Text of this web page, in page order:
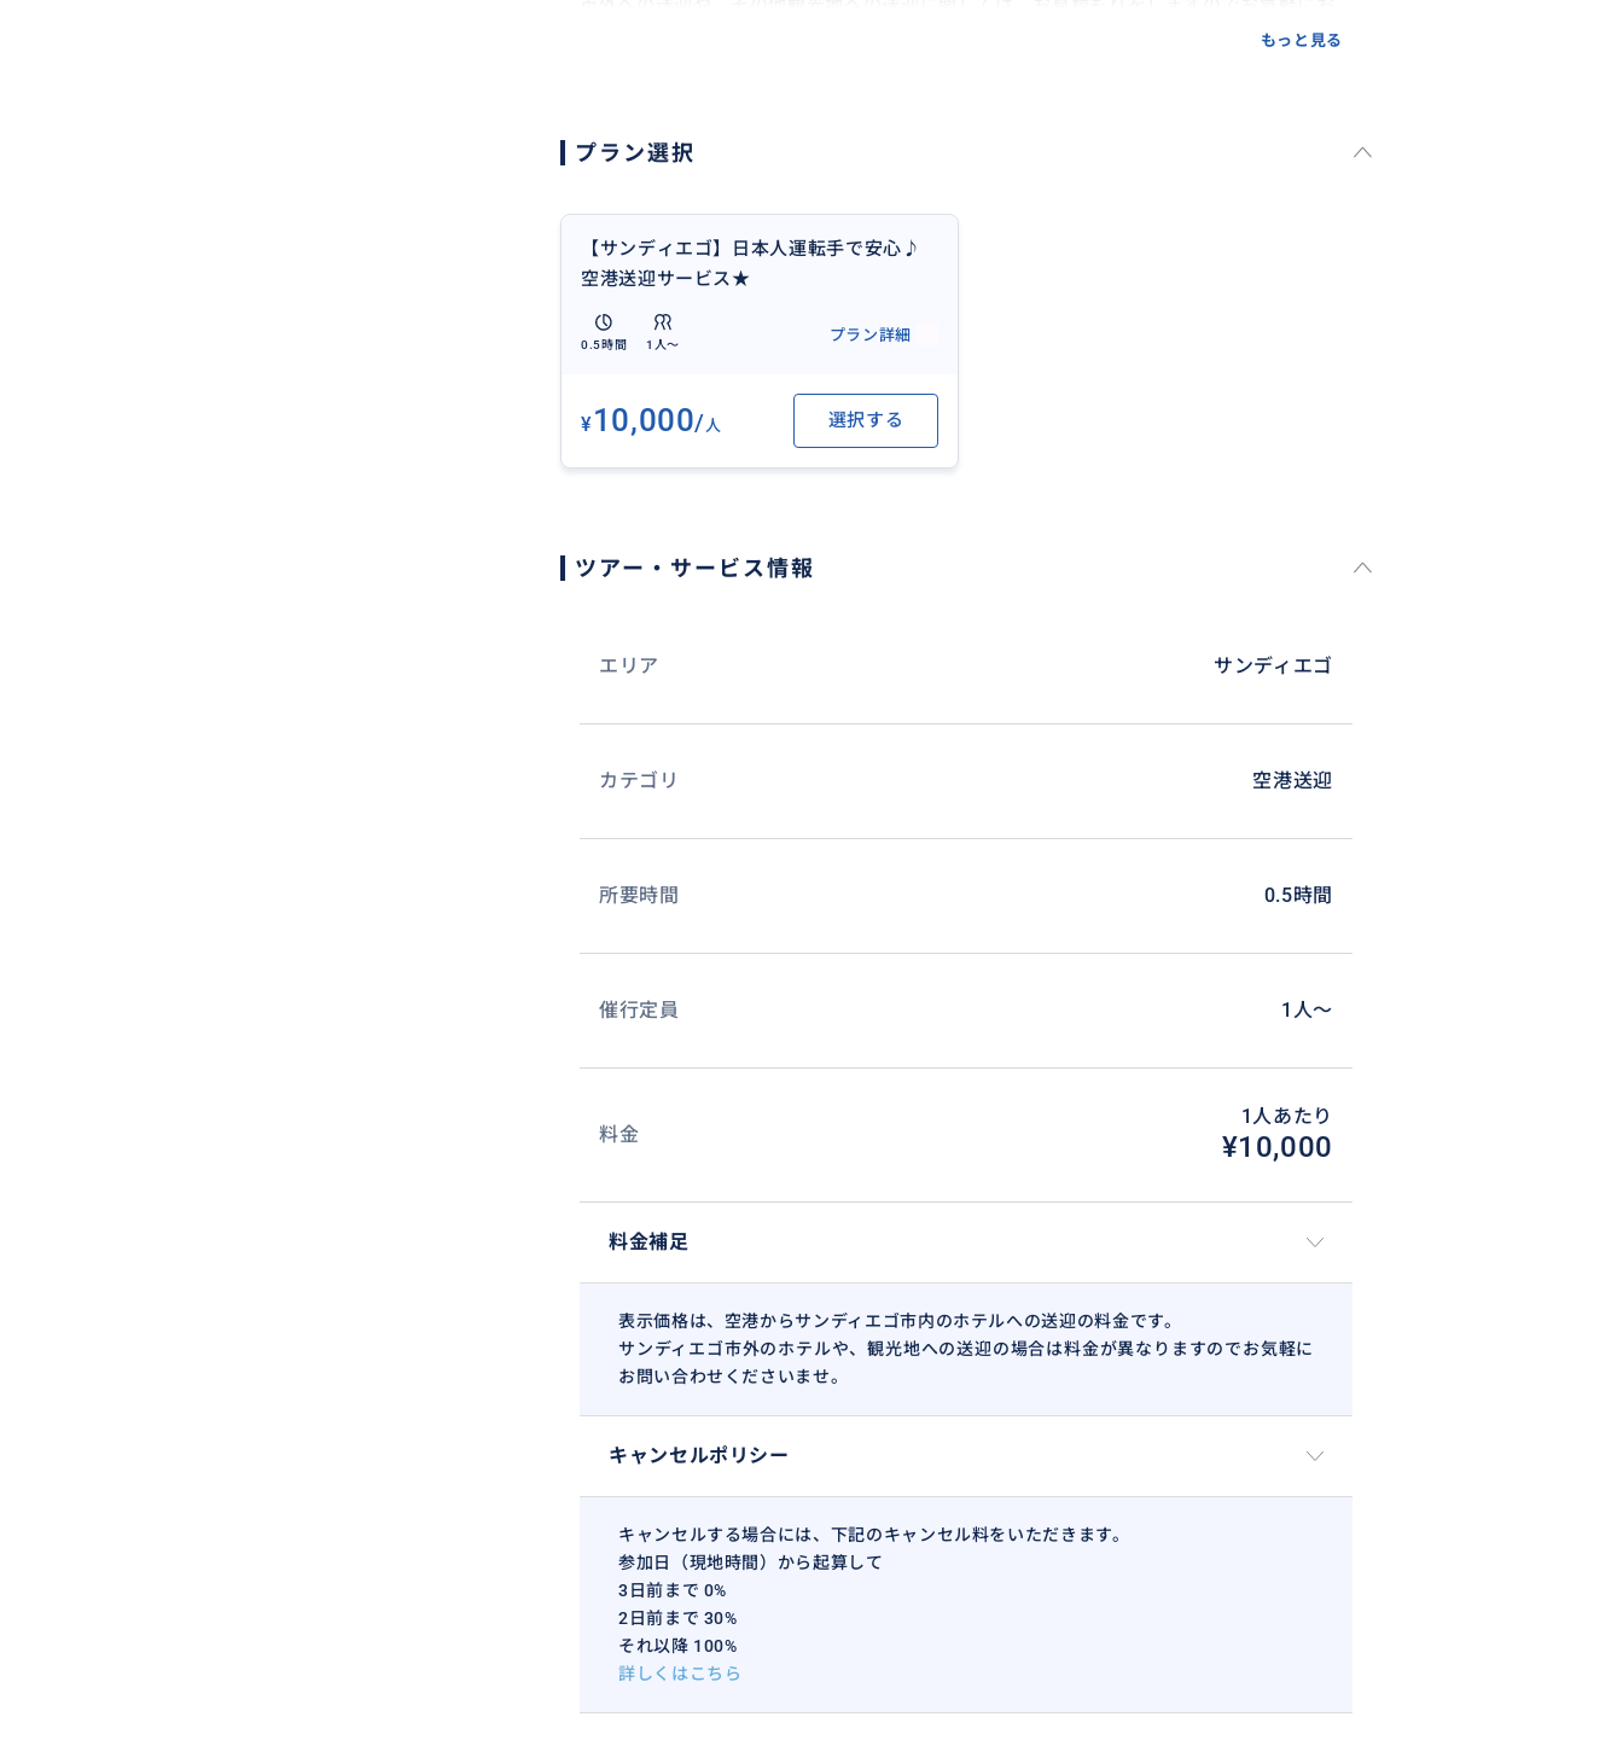
（チャイルドシートオプション￥1500）
＊サンディエゴ在住13年のパーソナルガイドがおすすめする美味しいレストランの予約
や、観光地・コンサート・ライブのチケット予約なども代行しておりますのでお気軽にお
問い合わせ下さい。
もっと見る
プラン選択
【サンディエゴ】日本人運転手で安心♪
空港送迎サービス★
0.5時間 1人〜
プラン詳細
¥10,000/人 選択する
ツアー・サービス情報
エリア サンディエゴ
カテゴリ 空港送迎
所要時間 0.5時間
催行定員 1人〜
料金
1人あたり
¥10,000
料金補足
表示価格は、空港からサンディエゴ市内のホテルへの送迎の料金です。
サンディエゴ市外のホテルや、観光地への送迎の場合は料金が異なりますのでお気軽に
お問い合わせくださいませ。
キャンセルポリシー
キャンセルする場合には、下記のキャンセル料をいただきます。
参加日（現地時間）から起算して
3日前まで 0%
2日前まで 30%
それ以降 100%
詳しくはこちら